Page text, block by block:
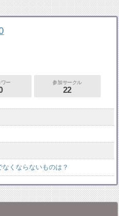
ー 参加サークル
22
くならないものは？